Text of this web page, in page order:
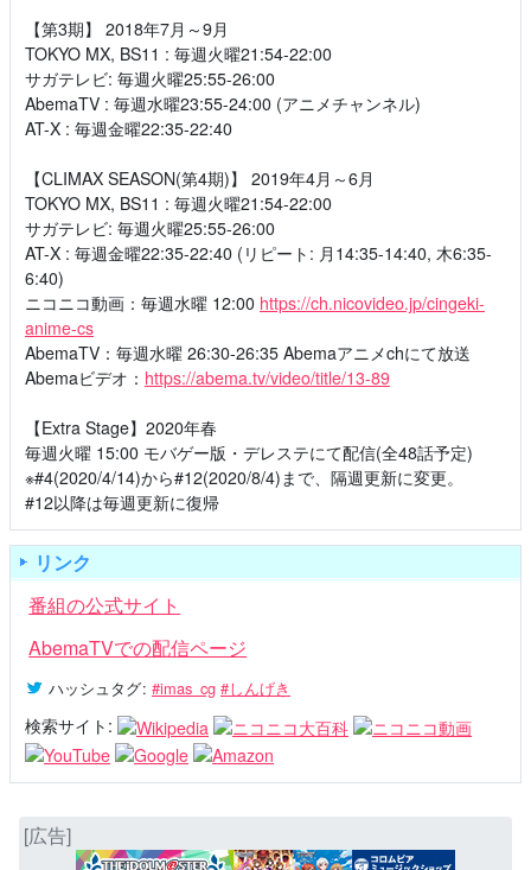
【第3期】 2018年7月～9月
TOKYO MX, BS11 : 毎週火曜21:54-22:00
サガテレビ: 毎週火曜25:55-26:00
AbemaTV : 毎週水曜23:55-24:00 (アニメチャンネル)
AT-X : 毎週金曜22:35-22:40
【CLIMAX SEASON(第4期)】 2019年4月～6月
TOKYO MX, BS11 : 毎週火曜21:54-22:00
サガテレビ: 毎週火曜25:55-26:00
AT-X : 毎週金曜22:35-22:40 (リピート: 月14:35-14:40, 木6:35-
6:40)
ニコニコ動画：毎週水曜 12:00 https://ch.nicovideo.jp/cingeki-
anime-cs
AbemaTV：毎週水曜 26:30-26:35 Abemaアニメchにて放送
Abemaビデオ： https://abema.tv/video/title/13-89
【Extra Stage】2020年春
毎週火曜 15:00 モバゲー版・デレステにて配信(全48話予定)
※#4(2020/4/14)から#12(2020/8/4)まで、隔週更新に変更。
#12以降は毎週更新に復帰
リンク
番組の公式サイト
AbemaTVでの配信ページ
ハッシュタグ: #imas_cg #しんげき
検索サイト:
[広告]